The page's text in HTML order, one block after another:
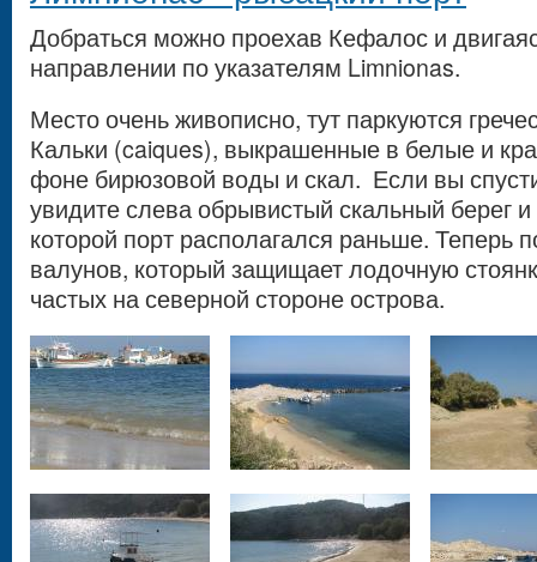
Добраться можно проехав Кефалос и
направлении по указателям Limnionas.
Место очень живописно, тут паркуются
Кальки (caiques), выкрашенные в белые и
фоне бирюзовой воды и скал. Если вы
увидите слева обрывистый скальный берег
которой порт располагался раньше. Теперь
валунов, который защищает лодочную
частых на северной стороне острова.